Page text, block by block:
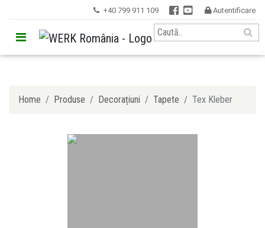
 +40 799 911 109   Autentificare
Home Produse Decorațiuni Tapete Tex Kleber